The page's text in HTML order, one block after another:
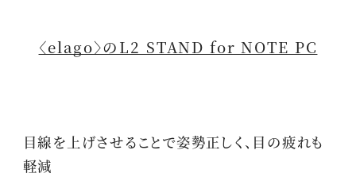
〈elago〉のL2 STAND for NOTE PC
目線を上げさせることで姿勢正しく、目の疲れも
軽減